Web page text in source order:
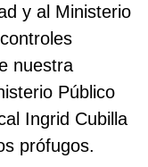
y al Ministerio
nuestra
Público
Ingrid Cubilla
prófugos.